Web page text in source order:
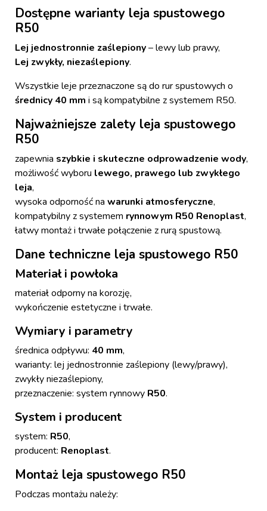
Dostępne warianty leja spustowego
R50
Lej jednostronnie zaślepiony– lewy lub prawy,
Lej zwykły, niezaślepiony.
Wszystkie leje przeznaczone są do rur spustowych o
średnicy 40 mm i są kompatybilne z systemem R50.
Najważniejsze zalety leja spustowego
R50
zapewnia szybkie i skuteczne odprowadzenie wody,
możliwość wyboru lewego, prawego lub zwykłego
leja,
wysoka odporność na warunki atmosferyczne,
kompatybilny z systemem rynnowym R50 Renoplast,
łatwy montaż i trwałe połączenie z rurą spustową.
Dane techniczne leja spustowego R50
Materiał i powłoka
materiał odporny na korozję,
wykończenie estetyczne i trwałe.
Wymiary i parametry
średnica odpływu: 40 mm,
warianty: lej jednostronnie zaślepiony (lewy/prawy),
zwykły niezaślepiony,
przeznaczenie: system rynnowy R50.
System i producent
system: R50,
producent: Renoplast.
Montaż leja spustowego R50
Podczas montażu należy: